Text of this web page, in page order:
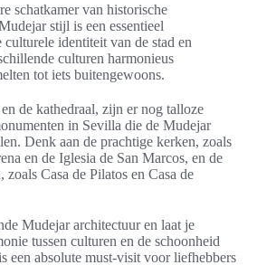
schatkamer van historische
stijl is een essentieel
culturele identiteit van de stad en
culturen harmonieus
tot iets buitengewoons.
de kathedraal, zijn er nog talloze
in Sevilla die de Mudejar
Denk aan de prachtige kerken, zoals
en de Iglesia de San Marcos, en de
zoals Casa de Pilatos en Casa de
Mudejar architectuur en laat je
tussen culturen en de schoonheid
een absolute must-visit voor liefhebbers